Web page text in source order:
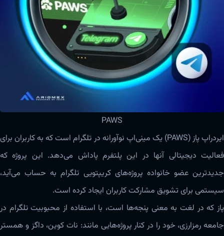
PAWS
ایردراپ پاز (PAWS) یک مینی‌اپ نوآورانه در تلگرام است که به کاربران برای
فعالیت دیجیتالی آنها در این پلتفرم پاداش می‌دهد. این پروژه که
جدیدترین عضو خانواده پروژه‌های کریپتویی تلگرام به حساب می‌آید،
سیستمی برای تشویق مشارکت کاربران ایجاد کرده است.
پاز که در لغت به معنی پنجه‌ها است، با استفاده از محبوبیت تلگرام در
جامعه رمزارزی، خود را در کنار پروژه‌هایی مانند: نات کو‌ین، داگز و همستر